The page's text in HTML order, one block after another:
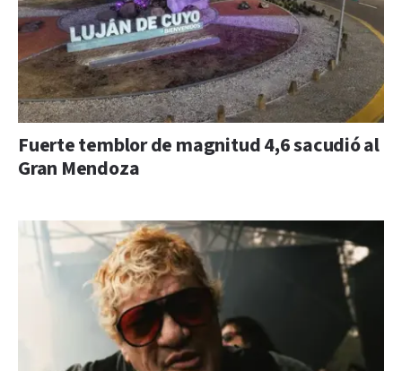
Fuerte temblor de magnitud 4,6 sacudió al
Gran Mendoza